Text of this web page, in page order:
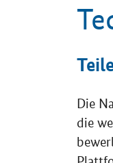
Die
die